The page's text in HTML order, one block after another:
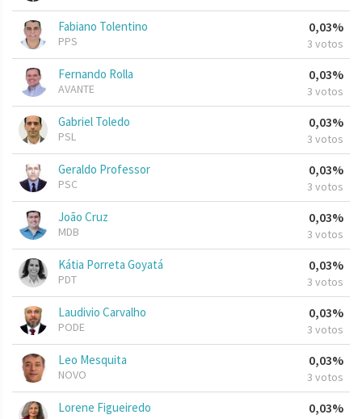
Fabiano Tolentino
PPS
0,03%
3 votos
Fernando Rolla
AVANTE
0,03%
3 votos
Gabriel Toledo
PSL
0,03%
3 votos
Geraldo Professor
PSC
0,03%
3 votos
João Cruz
MDB
0,03%
3 votos
Kátia Porreta Goyatá
PDT
0,03%
3 votos
Laudivio Carvalho
PODE
0,03%
3 votos
Leo Mesquita
NOVO
0,03%
3 votos
Lorene Figueiredo 0,03%